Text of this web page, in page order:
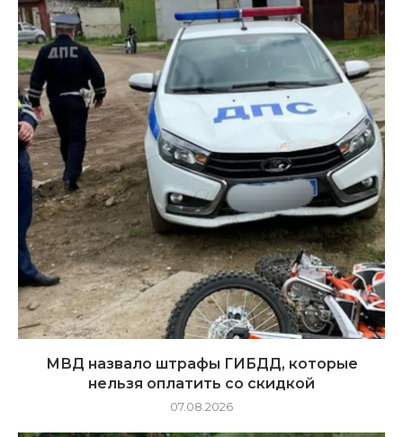
МВД назвало штрафы ГИБДД, которые
нельзя оплатить со скидкой
07.08.2026